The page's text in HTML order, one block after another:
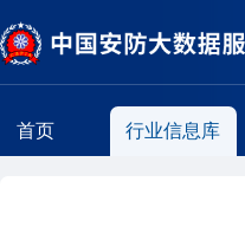
首页 行业信息库